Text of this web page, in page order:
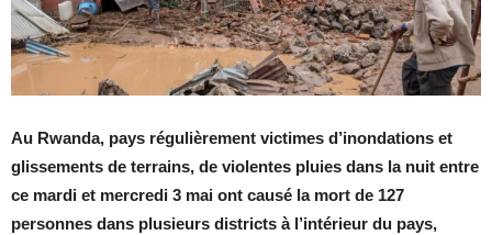
Au Rwanda, pays régulièrement victimes d’inondations et
glissements de terrains, de violentes pluies dans la nuit entre
ce mardi et mercredi 3 mai ont causé la mort de 127
personnes dans plusieurs districts à l’intérieur du pays,